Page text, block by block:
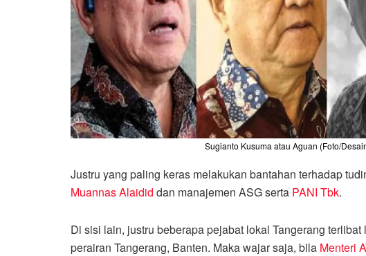
Sugianto Kusuma atau Aguan (Foto/
Justru yang paling keras melakukan bantahan terhadap
Muannas Alaidid dan manajemen ASG serta PANI Tbk.
Di sisi lain, justru beberapa pejabat lokal Tangerang
perairan Tangerang, Banten. Maka wajar saja, bila Menteri